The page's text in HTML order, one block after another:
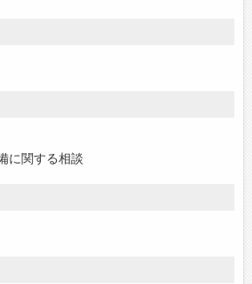
に関する相談